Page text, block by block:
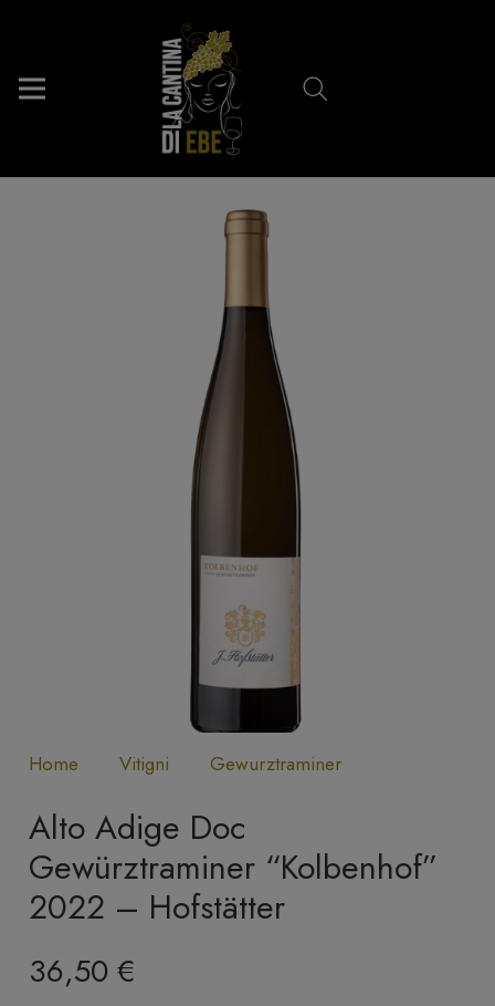
Home Vitigni Gewurztraminer
Alto Adige Doc
Gewürztraminer “Kolbenhof”
2022 – Hofstätter
36,50€